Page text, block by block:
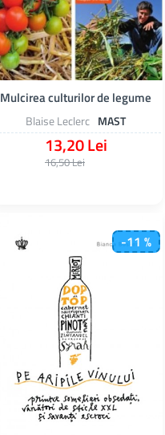
Blaise Leclerc MAST
Mulcirea culturilor de legume
13,20 Lei
16,50 Lei
-11 %